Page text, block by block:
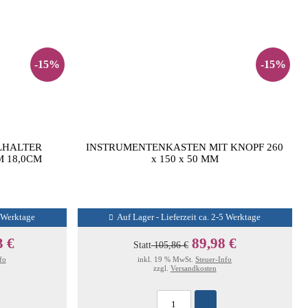
-15%
18,0CM
€
-15%
INSTRUMENTENKASTEN MIT KNOPF 260
x 150 x 50 MM
Auf Lager - Lieferzeit ca. 2-5 Werktage
Statt105,86 € 89,98 €
inkl. 19 % MwSt.Steuer-Info
zzgl. Versandkosten